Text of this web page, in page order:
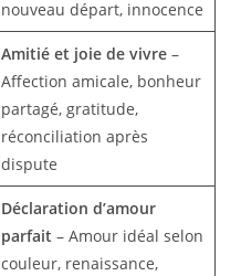
nouveau départ, innocence
Amitié et joie de vivre –
Affection amicale, bonheur
partagé, gratitude,
réconciliation après
dispute
Déclaration d’amour
parfait – Amour idéal selon
couleur, renaissance,